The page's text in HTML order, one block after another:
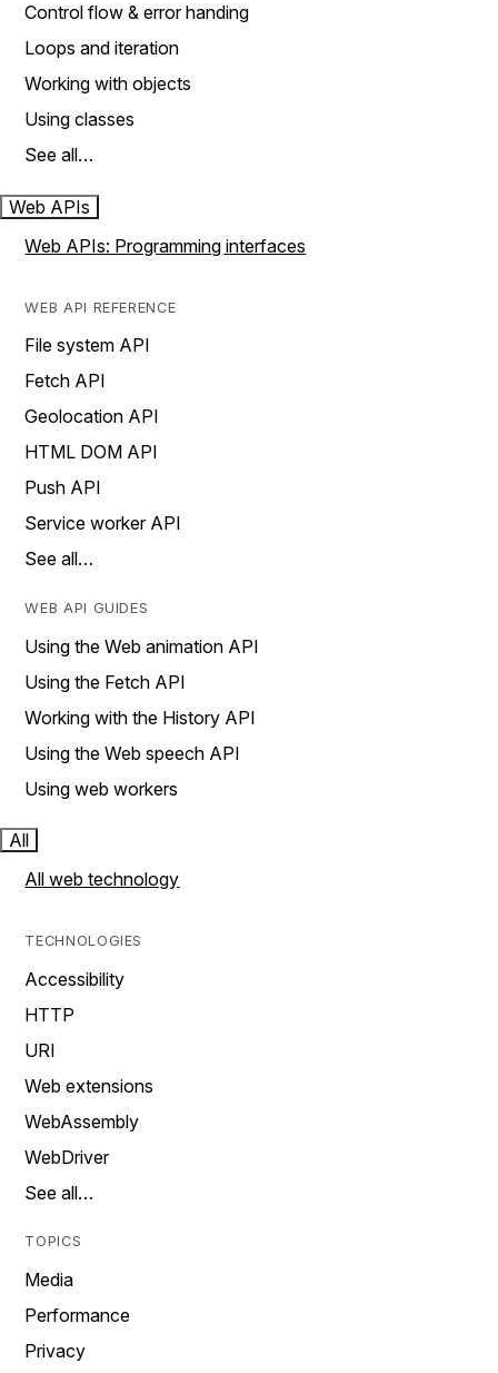
Control flow & error handing
Loops and iteration
Working with objects
Using classes
See all…
Web APIs
Web APIs: Programming interfaces
WEB API REFERENCE
File system API
Fetch API
Geolocation API
HTML DOM API
Push API
Service worker API
See all…
WEB API GUIDES
Using the Web animation API
Using the Fetch API
Working with the History API
Using the Web speech API
Using web workers
All
All web technology
TECHNOLOGIES
Accessibility
HTTP
URI
Web extensions
WebAssembly
WebDriver
See all…
TOPICS
Media
Performance
Privacy